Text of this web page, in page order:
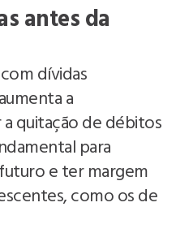
antes da
dívidas
a
quitação de débitos
para
e ter margem
como os de